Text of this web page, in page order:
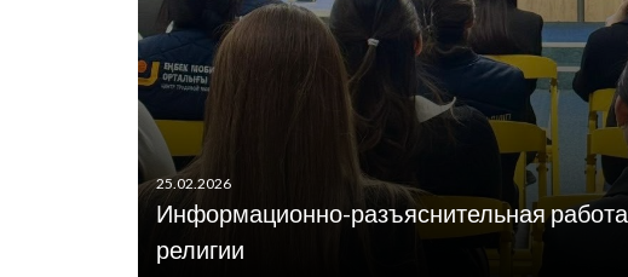
25.02.2026
Информационно-разъяснительная
религии
17.02.2026
7 февраля
главный